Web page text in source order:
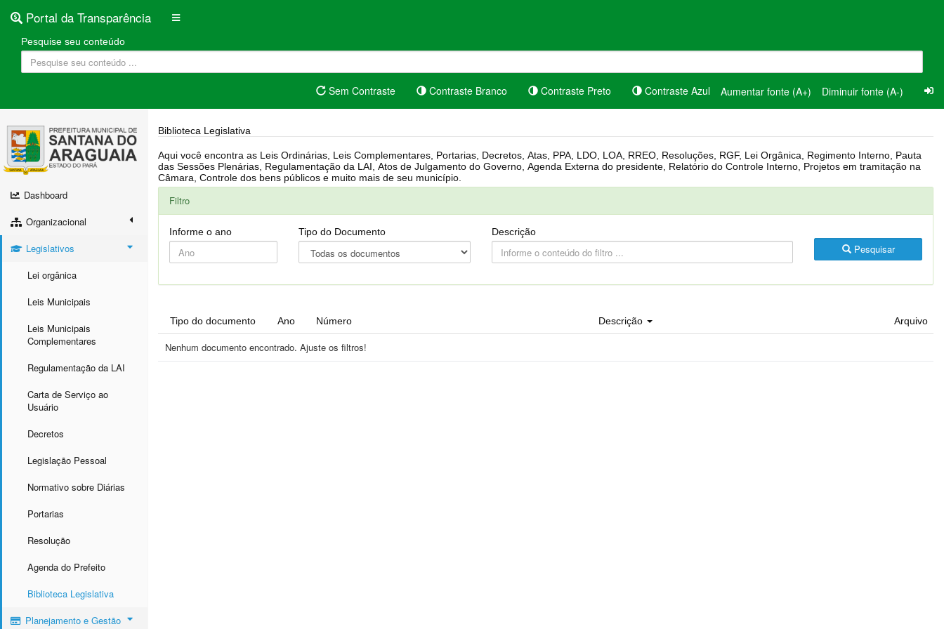
Portal da Transparência
Pesquise seu conteúdo
Sem Contraste Contraste Branco Contraste Preto Contraste Azul Aumentar fonte (A+) Diminuir fonte (A-)
Dashboard
Organizacional
Legislativos
Lei orgânica
Leis Municipais
Leis Municipais
Complementares
Regulamentação da LAI
Carta de Serviço ao
Usuário
Decretos
Legislação Pessoal
Normativo sobre Diárias
Portarias
Resolução
Agenda do Prefeito
Biblioteca Legislativa
Planejamento e Gestão
Biblioteca Legislativa
Aqui você encontra as Leis Ordinárias, Leis Complementares, Portarias, Decretos, Atas, PPA, LDO, LOA, RREO, Resoluções, RGF, Lei Orgânica, Regimento Interno, Pauta
das Sessões Plenárias, Regulamentação da LAI, Atos de Julgamento do Governo, Agenda Externa do presidente, Relatório do Controle Interno, Projetos em tramitação na
Câmara, Controle dos bens públicos e muito mais de seu município.
Filtro
Informe o ano Tipo do Documento Descrição
Pesquisar
Tipo do documento Ano Número Descrição Arquivo
Nenhum documento encontrado. Ajuste os filtros!